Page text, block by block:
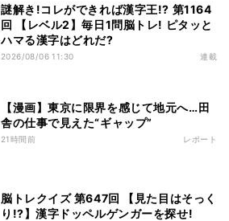
謎解き!コレができれば漢字王!? 第1164
回 【レベル2】毎日1問脳トレ! ピタッと
ハマる漢字はどれだ?
2026/08/06 11:30 連載
【漫画】東京に限界を感じて地元へ…田
舎の仕事で見えた“ギャップ”
21時間前 レポート
脳トレクイズ 第647回 【見た目はそっく
り!?】漢字ドッペルゲンガーを探せ!